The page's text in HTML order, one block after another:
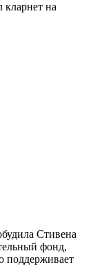
на
Стивена
фонд,
поддерживает